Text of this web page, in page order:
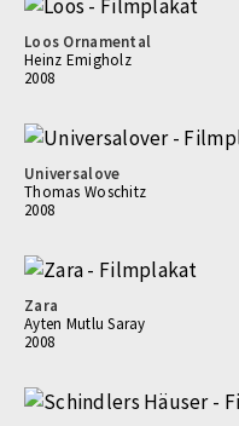
Loos Ornamental
Heinz Emigholz
2008
Universalove
Thomas Woschitz
2008
Zara
Ayten Mutlu Saray
2008